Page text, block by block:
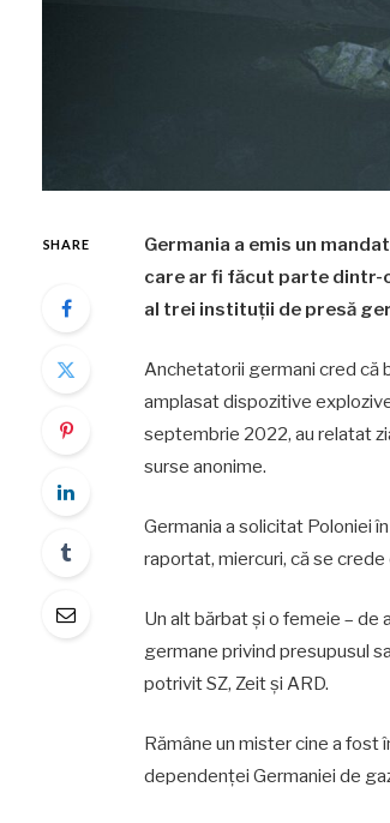
SHARE
Germania a emis un
care ar fi făcut parte dintr-
al trei instituții de presă
Anchetatorii germani cred că
amplasat dispozitive
septembrie 2022, au relatat
surse anonime.
Germania a solicitat Poloniei
raportat, miercuri, că se
Un alt bărbat și o femeie – de
germane privind presupusul
potrivit SZ, Zeit și ARD.
Rămâne un mister cine a fost
dependenței Germaniei de